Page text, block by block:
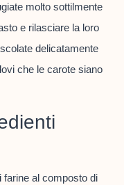
molto sottilmente
e rilasciare la loro
delicatamente
che le carote siano
farine al composto di